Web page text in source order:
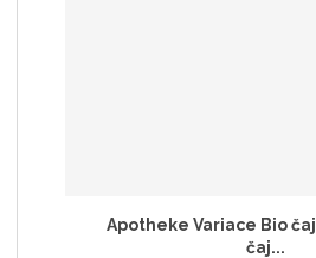
Apotheke Variace Bio
čaj...